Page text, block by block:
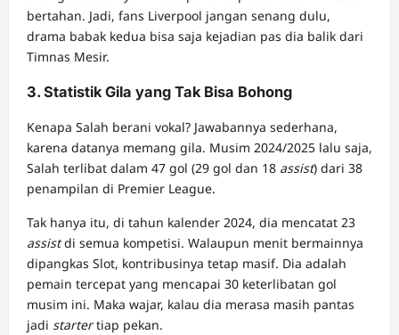
bertahan. Jadi, fans Liverpool jangan senang dulu,
drama babak kedua bisa saja kejadian pas dia balik dari
Timnas Mesir.
3. Statistik Gila yang Tak Bisa Bohong
Kenapa Salah berani vokal? Jawabannya sederhana,
karena datanya memang gila. Musim 2024/2025 lalu saja,
Salah terlibat dalam 47 gol (29 gol dan 18 assist) dari 38
penampilan di Premier League.
Tak hanya itu, di tahun kalender 2024, dia mencatat 23
assistdi semua kompetisi. Walaupun menit bermainnya
dipangkas Slot, kontribusinya tetap masif. Dia adalah
pemain tercepat yang mencapai 30 keterlibatan gol
musim ini. Maka wajar, kalau dia merasa masih pantas
jadi startertiap pekan.